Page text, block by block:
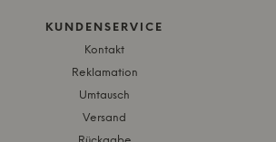
KUNDENSERVICE
Kontakt
Reklamation
Umtausch
Versand